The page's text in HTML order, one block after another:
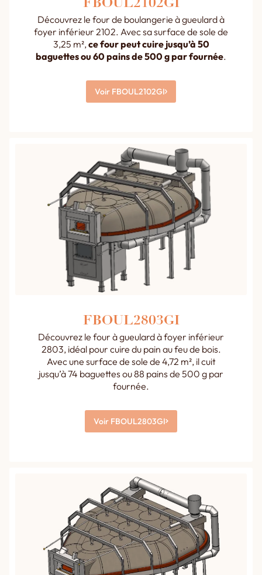
FBOUL2102GI
Découvrez le four de boulangerie à gueulard à
foyer inférieur 2102. Avec sa surface de sole de
3,25 m²,ce four peut cuire jusqu’à 50
baguettes ou 60 pains de 500 g par fournée.
Voir FBOUL2102GI
FBOUL2803GI
Découvrez le four à gueulard à foyer inférieur
2803, idéal pour cuire du pain au feu de bois.
Avec une surface de sole de 4,72 m², il cuit
jusqu’à 74 baguettes ou 88 pains de 500 g par
fournée.
Voir FBOUL2803GI